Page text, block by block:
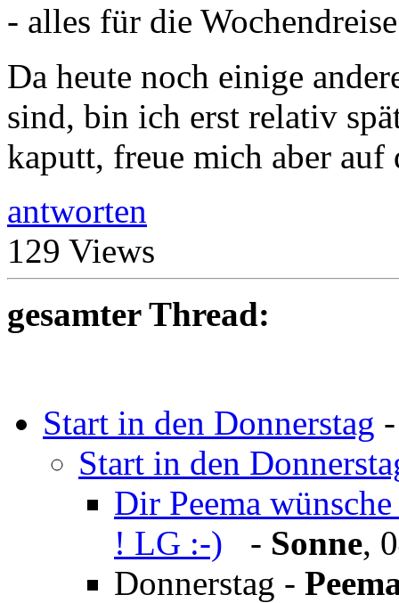
- alles für die
Da heute noch einige
sind, bin ich erst relativ
kaputt, freue mich aber auf
antworten
129 Views
gesamter Thread:
Start in den Donnerstag
Start in den
Dir Peema
! LG :-)
- Sonne,
Donnerstag -